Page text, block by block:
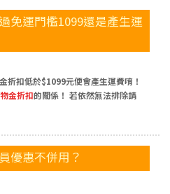
免運門檻1099還是產生運
折扣低於$1099元便會產生運費唷！
金折扣的關係！ 若依然無法排除請
優惠不併用？